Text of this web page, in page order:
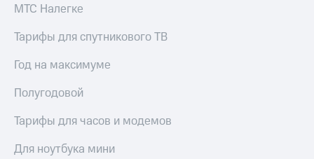
МТС Налегке
Тарифы для спутникового ТВ
Год на максимуме
Полугодовой
Тарифы для часов и модемов
Для ноутбука мини